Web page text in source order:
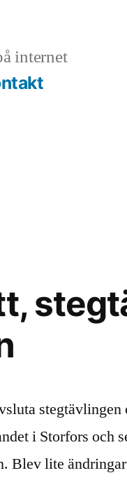
internet
i Storfors och
Blev lite